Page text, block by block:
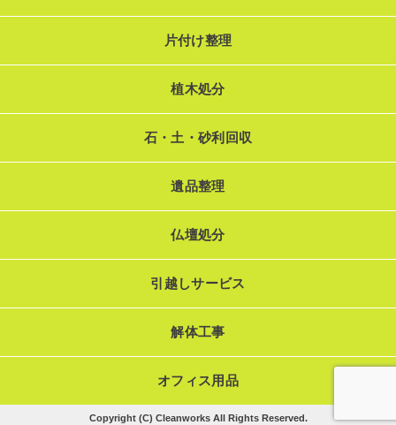
片付け整理
植木処分
石・土・砂利回収
遺品整理
仏壇処分
引越しサービス
解体工事
オフィス用品
Copyright (C) Cleanworks All Rights Reserved.